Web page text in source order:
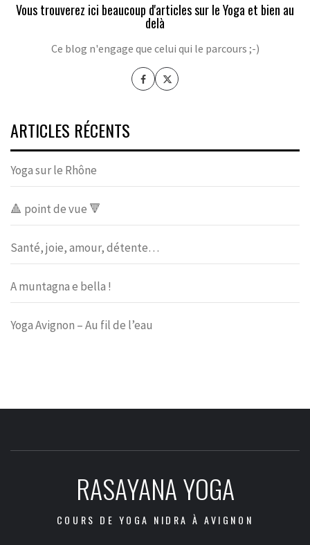
Vous trouverez ici beaucoup d'articles sur le Yoga et bien au
delà
Ce blog n'engage que celui qui le parcours ;-)
ARTICLES RÉCENTS
Yoga sur le Rhône
🔺 point de vue 🔻
Santé, joie, amour, détente…
A muntagna e bella !
Yoga Avignon – Au fil de l’eau
RASAYANA YOGA
COURS DE YOGA NIDRA À AVIGNON